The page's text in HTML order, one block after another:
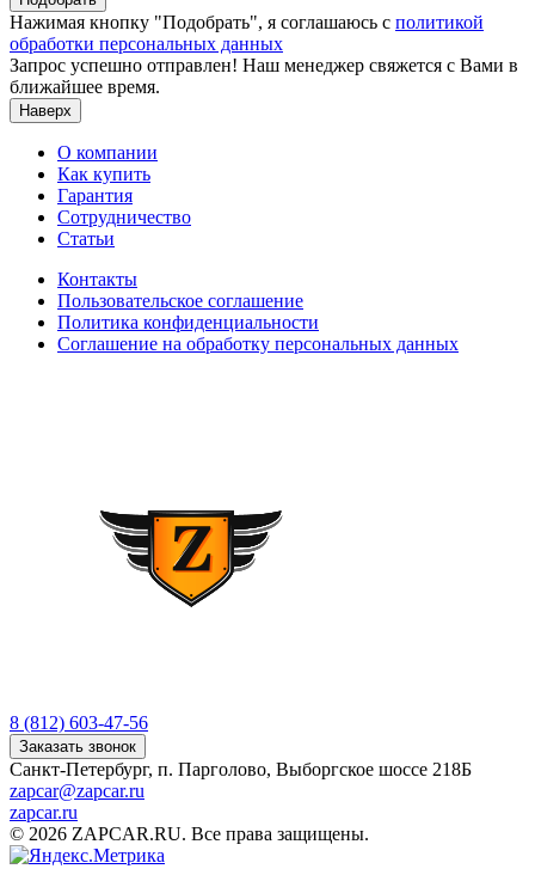
Нажимая кнопку "Подобрать", я соглашаюсь с политикой
обработки персональных данных
Запрос успешно отправлен! Наш менеджер свяжется с Вами в
ближайшее время.
Наверх
О компании
Как купить
Гарантия
Сотрудничество
Статьи
Контакты
Пользовательское соглашение
Политика конфиденциальности
Соглашение на обработку персональных данных
8 (812) 603-47-56
Заказать звонок
Санкт-Петербург, п. Парголово, Выборгское шоссе 218Б
zapcar@zapcar.ru
zapcar.ru
© 2026 ZAPCAR.RU. Все права защищены.